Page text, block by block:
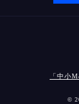
「中小
©